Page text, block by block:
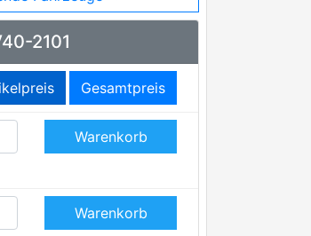
2101
Gesamtpreis
Warenkorb
Warenkorb